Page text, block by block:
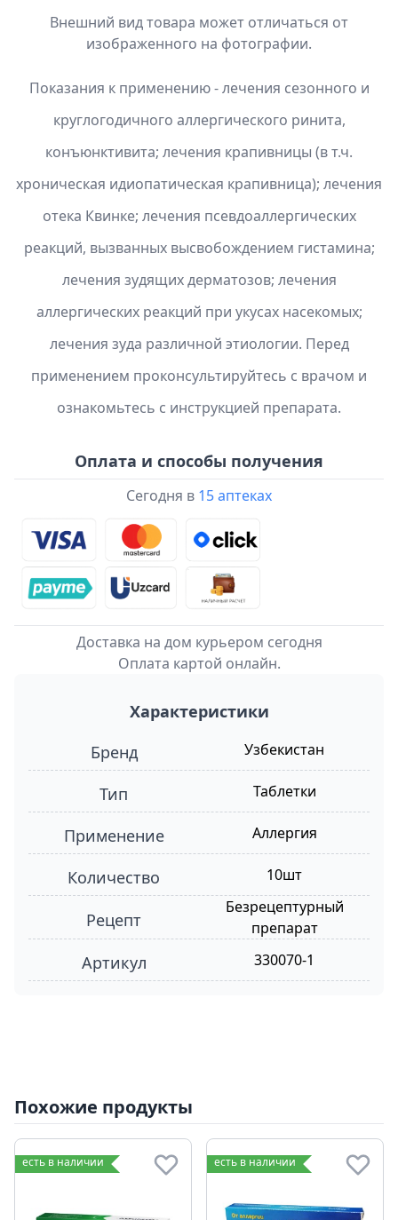
Внешний вид товара может отличаться от
изображенного на фотографии.
Показания к применению - лечения сезонного и
круглогодичного аллергического ринита,
конъюнктивита; лечения крапивницы (в т.ч.
хроническая идиопатическая крапивница); лечения
отека Квинке; лечения псевдоаллергических
реакций, вызванных высвобождением гистамина;
лечения зудящих дерматозов; лечения
аллергических реакций при укусах насекомых;
лечения зуда различной этиологии. Перед
применением проконсультируйтесь с врачом и
ознакомьтесь с инструкцией препарата.
Оплата и способы получения
Сегодня в 15 аптеках
Доставка на дом курьером сегодня
Оплата картой онлайн.
Характеристики
Бренд
Узбекистан
Тип Таблетки
Применение Аллергия
Количество 10шт
Рецепт
Безрецептурный
препарат
Артикул 330070-1
Похожие продукты
есть в наличии есть в наличии